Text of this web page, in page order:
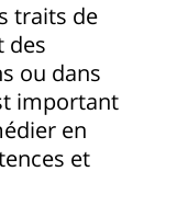
traits de
des
ou dans
important
en
et